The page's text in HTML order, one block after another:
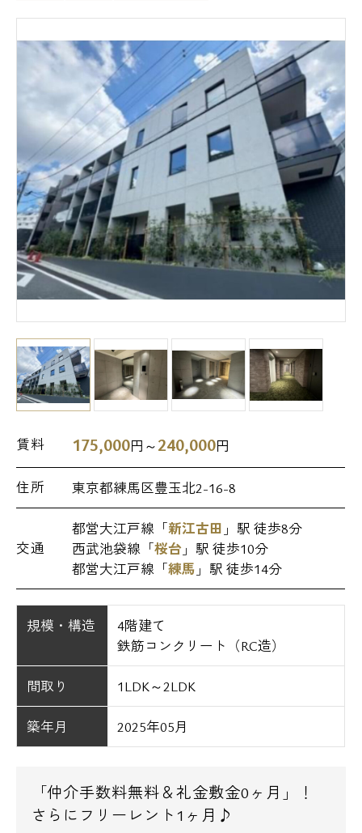
賃料 175,000円～240,000円
住所 東京都練馬区豊玉北2-16-8
交通
都営大江戸線「新江古田 」駅 徒歩8分
西武池袋線「桜台 」駅 徒歩10分
都営大江戸線「練馬 」駅 徒歩14分
規模・構造
4階建て
鉄筋コンクリート（RC造）
間取り 1LDK～2LDK
築年月 2025年05月
「仲介手数料無料＆礼金敷金0ヶ月」！
さらにフリーレント1ヶ月♪